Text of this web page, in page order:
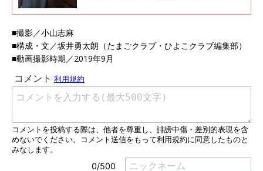
気があります。 そこで、日々てんやわんやして
■撮影／小山志麻
■構成・文／坂井勇太朗（たまごクラブ・ひよこクラブ編集部）
■動画撮影時期／2019年9月